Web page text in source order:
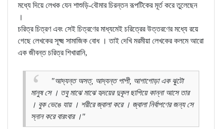
মধ্যে দিয়ে লেখক যেন শাশুড়ি-বৌমার চিরন্তন রূপটিকের মূর্ত করে তুলেছেন
।
চরিত্র চিত্রণ এবং সেই চিত্রণের মাধ্যমেই চরিত্রের উত্তরণের মধ্যে রয়ে
গেছে লেখকের সূক্ষ্ম সামাজিক বোধ । তাই দেখি মরমীয়া লেখকের কলমে আরো
এক জীবন্ত চরিত্র শিখারানি,
"আদ্যন্ত অসত্‌, আদ্যন্ত পাপী, আগাগোড়া এক ঝুটো
মানুষ সে । তবু মাঝে মাঝে হৃদয়ের দুকূল ছাপিয়ে কান্না আসে তার
। বুক ভেঙে যায় । শরীরে জ্বালা করে । জ্বালা নির্বাপণের জন্য সে
স্নান করে বারংবার ।"